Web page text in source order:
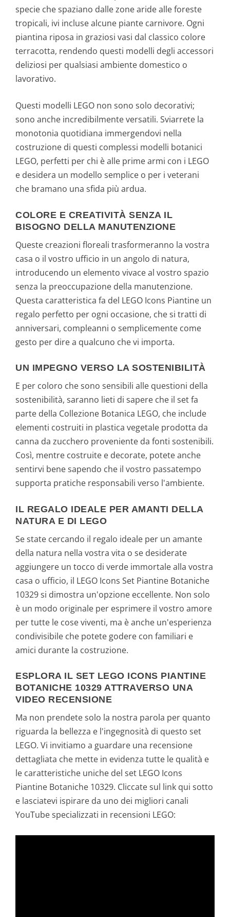
specie che spaziano dalle zone aride alle foreste
tropicali, ivi incluse alcune piante carnivore. Ogni
piantina riposa in graziosi vasi dal classico colore
terracotta, rendendo questi modelli degli accessori
deliziosi per qualsiasi ambiente domestico o
lavorativo.
Questi modelli LEGO non sono solo decorativi;
sono anche incredibilmente versatili. Sviarrete la
monotonia quotidiana immergendovi nella
costruzione di questi complessi modelli botanici
LEGO, perfetti per chi è alle prime armi con i LEGO
e desidera un modello semplice o per i veterani
che bramano una sfida più ardua.
COLORE E CREATIVITÀ SENZA IL
BISOGNO DELLA MANUTENZIONE
Queste creazioni floreali trasformeranno la vostra
casa o il vostro ufficio in un angolo di natura,
introducendo un elemento vivace al vostro spazio
senza la preoccupazione della manutenzione.
Questa caratteristica fa del LEGO Icons Piantine un
regalo perfetto per ogni occasione, che si tratti di
anniversari, compleanni o semplicemente come
gesto per dire a qualcuno che vi importa.
UN IMPEGNO VERSO LA SOSTENIBILITÀ
E per coloro che sono sensibili alle questioni della
sostenibilità, saranno lieti di sapere che il set fa
parte della Collezione Botanica LEGO, che include
elementi costruiti in plastica vegetale prodotta da
canna da zucchero proveniente da fonti sostenibili.
Così, mentre costruite e decorate, potete anche
sentirvi bene sapendo che il vostro passatempo
supporta pratiche responsabili verso l'ambiente.
IL REGALO IDEALE PER AMANTI DELLA
NATURA E DI LEGO
Se state cercando il regalo ideale per un amante
della natura nella vostra vita o se desiderate
aggiungere un tocco di verde immortale alla vostra
casa o ufficio, il LEGO Icons Set Piantine Botaniche
10329 si dimostra un'opzione eccellente. Non solo
è un modo originale per esprimere il vostro amore
per tutte le cose viventi, ma è anche un'esperienza
condivisibile che potete godere con familiari e
amici durante la costruzione.
ESPLORA IL SET LEGO ICONS PIANTINE
BOTANICHE 10329 ATTRAVERSO UNA
VIDEO RECENSIONE
Ma non prendete solo la nostra parola per quanto
riguarda la bellezza e l'ingegnosità di questo set
LEGO. Vi invitiamo a guardare una recensione
dettagliata che mette in evidenza tutte le qualità e
le caratteristiche uniche del set LEGO Icons
Piantine Botaniche 10329. Cliccate sul link qui sotto
e lasciatevi ispirare da uno dei migliori canali
YouTube specializzati in recensioni LEGO: